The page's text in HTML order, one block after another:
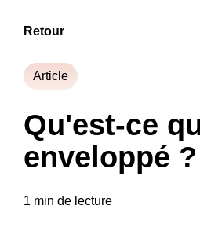
Retour
Article
Qu'est-ce
enveloppé ?
1 min de lecture